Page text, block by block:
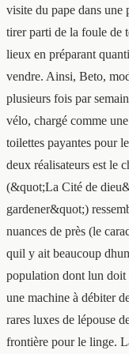
visite du pape dans
tirer parti de la foule de
lieux en préparant
vendre. Ainsi, Beto,
plusieurs fois par
vélo, chargé comme
toilettes payantes pour
deux réalisateurs est le
(&quot;La Cité de
gardener&quot;)
nuances de près (le
quil y ait beaucoup
population dont lun
une machine à débiter
rares luxes de lépouse
frontière pour le linge.